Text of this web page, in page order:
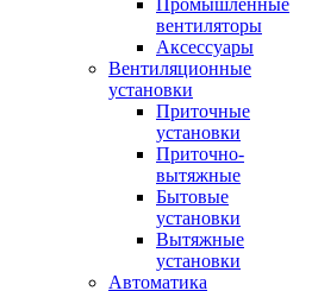
Промышленные
вентиляторы
Аксессуары
Вентиляционные
установки
Приточные
установки
Приточно-
вытяжные
Бытовые
установки
Вытяжные
установки
Автоматика